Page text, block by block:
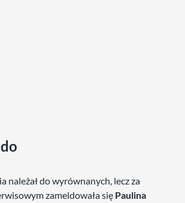
należał do wyrównanych, lecz za
zameldowała się Paulina